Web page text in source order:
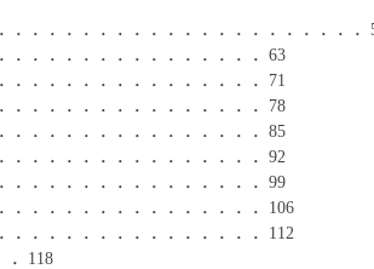
．．．．．．．．．．．．．．．．．．．．．
．．．．．．．．．．．．．．．63
．．．．．．．．．．．．．．．71
．．．．．．．．．．．．．．．78
．．．．．．．．．．．．．．．85
．．．．．．．．．．．．．．．92
．．．．．．．．．．．．．．．99
．．．．．．．．．．．．．．．106
．．．．．．．．．．．．．．．112
．118